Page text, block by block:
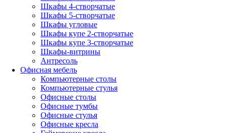
Шкафы 4-створчатые
Шкафы 5-створчатые
Шкафы угловые
Шкафы купе 2-створчатые
Шкафы купе 3-створчатые
Шкафы-витрины
Антресоль
Офисная мебель
Компьютерные столы
Компьютерные стулья
Офисные столы
Офисные тумбы
Офисные стулья
Офисные кресла